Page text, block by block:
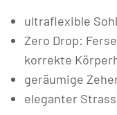
ultraflexible
Zero Drop:
korrekte
geräumige
eleganter